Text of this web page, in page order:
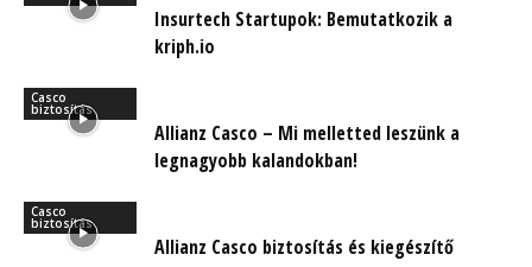
Insurtech Startupok: Bemutatkozik a
kriph.io
Casco
biztosítás
Allianz Casco – Mi melletted leszünk a
legnagyobb kalandokban!
Casco
biztosítás
Allianz Casco biztosítás és kiegészítő